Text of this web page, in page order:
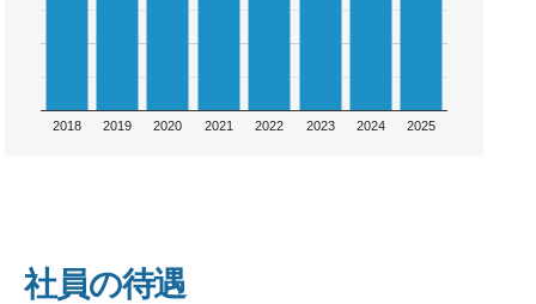
2018 2019 2020 2021 2022 2023 2024 2025
社員の待遇